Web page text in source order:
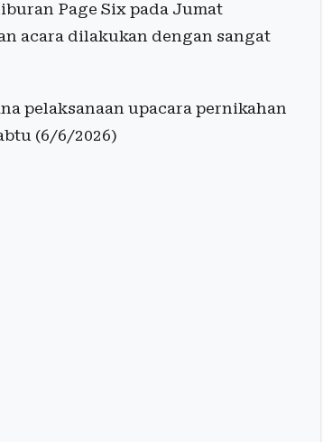
Page Six pada Jumat
acara dilakukan dengan sangat
pelaksanaan upacara pernikahan
(6/6/2026)